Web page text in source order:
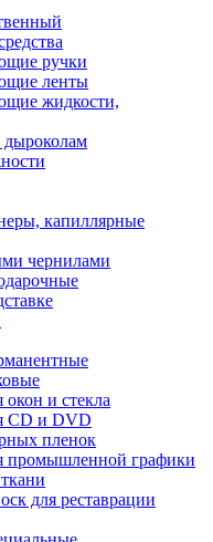
ручки
ленты
жидкости,
капиллярные
чернилами
и стекла
CD и DVD
пленок
промышленной графики
для реставрации